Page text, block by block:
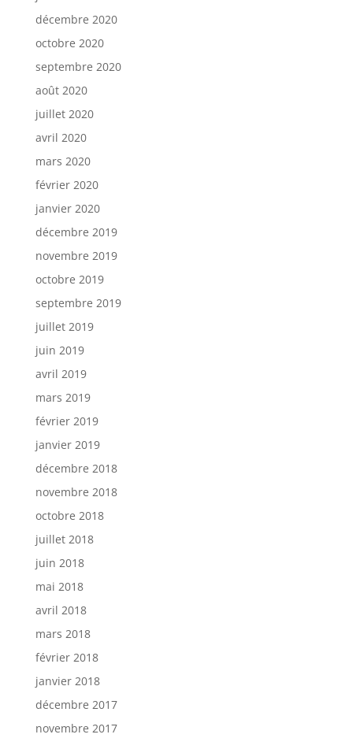
décembre 2020
octobre 2020
septembre 2020
août 2020
juillet 2020
avril 2020
mars 2020
février 2020
janvier 2020
décembre 2019
novembre 2019
octobre 2019
septembre 2019
juillet 2019
juin 2019
avril 2019
mars 2019
février 2019
janvier 2019
décembre 2018
novembre 2018
octobre 2018
juillet 2018
juin 2018
mai 2018
avril 2018
mars 2018
février 2018
janvier 2018
décembre 2017
novembre 2017